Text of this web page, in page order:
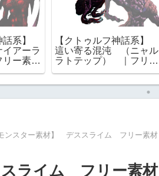
話系】
アーラ
ー素
【クトゥルフ神話系】
這い寄る混沌 （ニャル
ラトテップ） ｜フリー
モンスター素材】 デススライム フリー素材
ライム フリー素材